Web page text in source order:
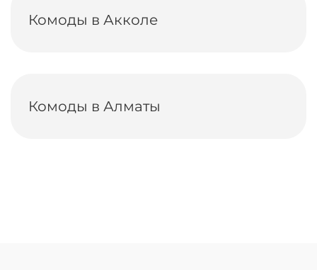
Комоды в Акколе
Комоды в Алматы